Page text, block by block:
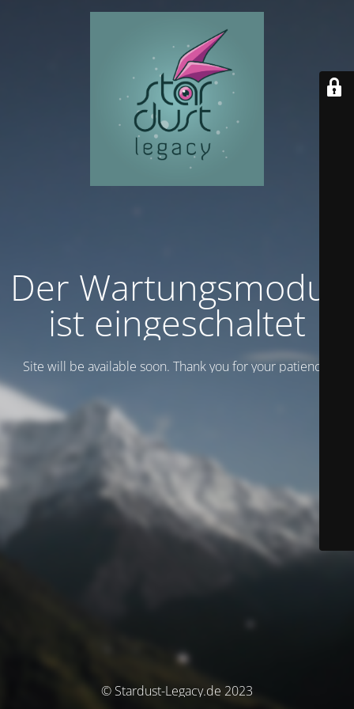
Der Wartungsmodus
ist eingeschaltet
Site will be available soon. Thank you for your patience!
© Stardust-Legacy.de 2023